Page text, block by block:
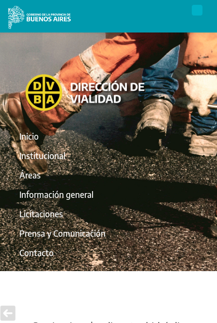
Inicio
Institucional
Áreas
Información general
Licitaciones
Prensa y Comunicación
Contacto